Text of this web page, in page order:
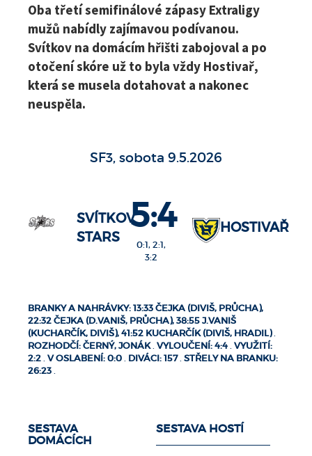
Oba třetí semifinálové zápasy Extraligy
mužů nabídly zajímavou podívanou.
Svítkov na domácím hřišti zabojoval a po
otočení skóre už to byla vždy Hostivař,
která se musela dotahovat a nakonec
neuspěla.
SF3, sobota 9.5.2026
SVÍTKOV
STARS
5:4
0:1, 2:1,
3:2
HOSTIVAŘ
BRANKY A NAHRÁVKY: 13:33 ČEJKA (DIVIŠ, PRŮCHA),
22:32 ČEJKA (D.VANIŠ, PRŮCHA), 38:55 J.VANIŠ
(KUCHARČÍK, DIVIŠ), 41:52 KUCHARČÍK (DIVIŠ, HRADIL).
ROZHODČÍ: ČERNÝ, JONÁK. VYLOUČENÍ: 4:4. VYUŽITÍ:
2:2. V OSLABENÍ: 0:0. DIVÁCI: 157. STŘELY NA BRANKU:
26:23.
SESTAVA
DOMÁCÍCH
SESTAVA HOSTÍ